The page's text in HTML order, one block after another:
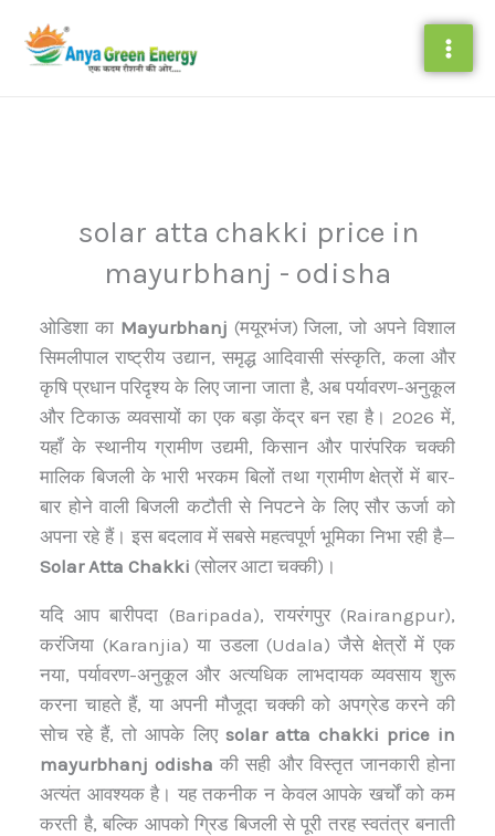
content
solar atta chakki price in
mayurbhanj - odisha
ओडिशा का Mayurbhanj (मयूरभंज) जिला, जो अपने विशाल
सिमलीपाल राष्ट्रीय उद्यान, समृद्ध आदिवासी संस्कृति, कला और
कृषि प्रधान परिदृश्य के लिए जाना जाता है, अब पर्यावरण-अनुकूल
और टिकाऊ व्यवसायों का एक बड़ा केंद्र बन रहा है। 2026 में,
यहाँ के स्थानीय ग्रामीण उद्यमी, किसान और पारंपरिक चक्की
मालिक बिजली के भारी भरकम बिलों तथा ग्रामीण क्षेत्रों में बार-
बार होने वाली बिजली कटौती से निपटने के लिए सौर ऊर्जा को
अपना रहे हैं। इस बदलाव में सबसे महत्वपूर्ण भूमिका निभा रही है—
Solar Atta Chakki (सोलर आटा चक्की)।
यदि आप बारीपदा (Baripada), रायरंगपुर (Rairangpur),
करंजिया (Karanjia) या उडला (Udala) जैसे क्षेत्रों में एक
नया, पर्यावरण-अनुकूल और अत्यधिक लाभदायक व्यवसाय शुरू
करना चाहते हैं, या अपनी मौजूदा चक्की को अपग्रेड करने की
सोच रहे हैं, तो आपके लिए solar atta chakki price in
mayurbhanj odisha की सही और विस्तृत जानकारी होना
अत्यंत आवश्यक है। यह तकनीक न केवल आपके खर्चों को कम
करती है, बल्कि आपको ग्रिड बिजली से पूरी तरह स्वतंत्र बनाती